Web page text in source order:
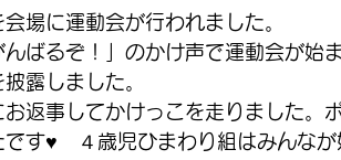
場に運動会が行われました。
ばるぞ！」のかけ声で運動会が始
露しました。
お返事してかけっこを走りました。
す♥　４歳児ひまわり組はみんな